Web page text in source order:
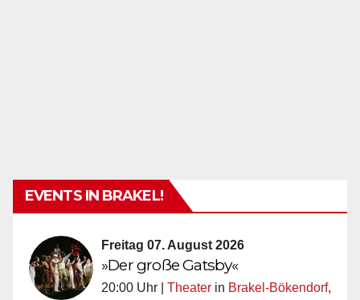
EVENTS IN BRAKEL!
Freitag 07. August 2026
»Der große Gatsby«
20:00 Uhr | Theater in Brakel-Bökendorf,